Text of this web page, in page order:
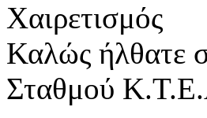
Χαιρετισμός
Καλώς ήλθατε
Σταθμού